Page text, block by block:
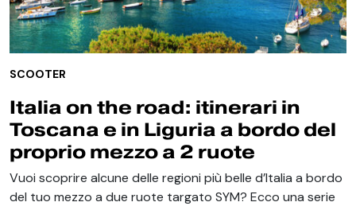
SCOOTER
Italia on the road: itinerari in
Toscana e in Liguria a bordo del
proprio mezzo a 2 ruote
Vuoi scoprire alcune delle regioni più belle d’Italia a bordo
del tuo mezzo a due ruote targato SYM? Ecco una serie